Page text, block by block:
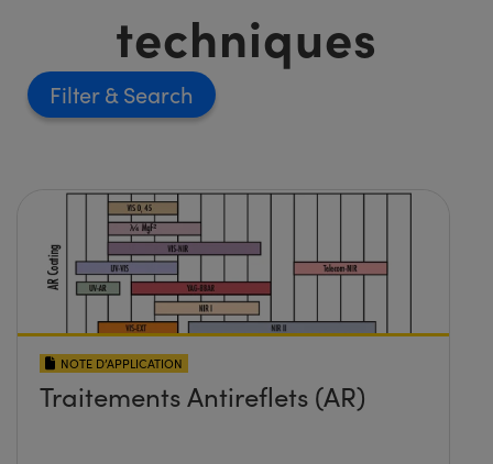
techniques
Filter
NOTE D’APPLICATION
Traitements Antireflets (AR)